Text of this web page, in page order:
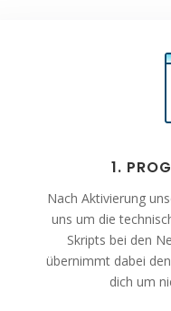
1.
Nach Aktivierung
uns um die
Skripts bei den
übernimmt dabei
dich um